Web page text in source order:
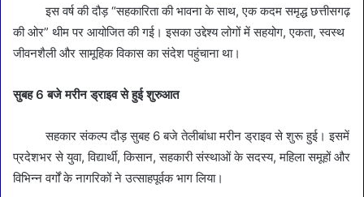
इस वर्ष की दौड़ “सहकारिता की भावना के साथ, एक कदम समृद्ध छत्तीसगढ़
की ओर” थीम पर आयोजित की गई। इसका उद्देश्य लोगों में सहयोग, एकता, स्वस्थ
जीवनशैली और सामूहिक विकास का संदेश पहुंचाना था।
सुबह 6 बजे मरीन ड्राइव से हुई शुरुआत
सहकार संकल्प दौड़ सुबह 6 बजे तेलीबांधा मरीन ड्राइव से शुरू हुई। इसमें
प्रदेशभर से युवा, विद्यार्थी, किसान, सहकारी संस्थाओं के सदस्य, महिला समूहों और
विभिन्न वर्गों के नागरिकों ने उत्साहपूर्वक भाग लिया।